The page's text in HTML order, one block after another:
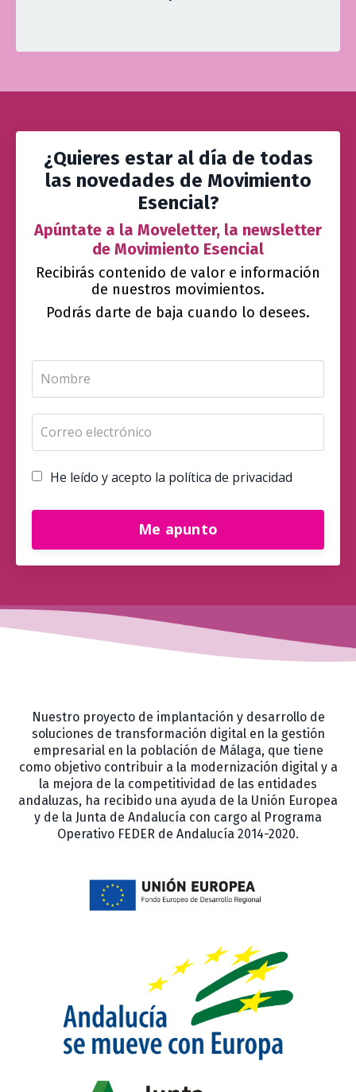
¿Quieres estar al día de todas
las novedades de Movimiento
Esencial?
Apúntate a la Moveletter, la newsletter
de Movimiento Esencial
Recibirás contenido de valor e información
de nuestros movimientos.
Podrás darte de baja cuando lo desees.
He leído y acepto la política de privacidad
Me apunto
Nuestro proyecto de implantación y desarrollo de
soluciones de transformación digital en la gestión
empresarial en la población de Málaga, que tiene
como objetivo contribuir a la modernización digital y a
la mejora de la competitividad de las entidades
andaluzas, ha recibido una ayuda de la Unión Europea
y de la Junta de Andalucía con cargo al Programa
Operativo FEDER de Andalucía 2014-2020.